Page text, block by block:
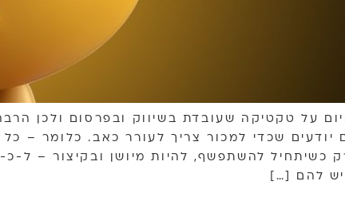
היום על טקטיקה שעובדת בשיווק ובפרסום ולכן
יודעים שכדי למכור צריך לעורר כאב. כלומר –
כשיתחיל להשתפשף, להיות מיושן ובקיצור – ל-
להם […]